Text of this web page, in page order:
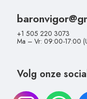
+1 505 220 3073
Ma – Vr: 09:00-17:00
Volg onze